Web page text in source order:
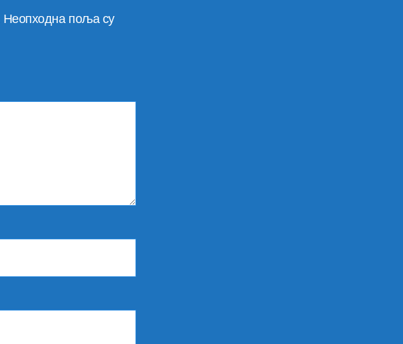
Неопходна поља су